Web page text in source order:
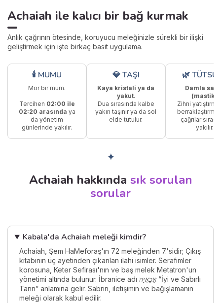
Achaiah ile kalıcı bir bağ kurmak
Anlık çağrının ötesinde, koruyucu meleğinizle sürekli bir ilişki
geliştirmek için işte birkaç basit uygulama.
🕯 MUMU
Mor bir mum.
Tercihen 02:00 ile
02:20 arasında ya
da yönetim
günlerinde yakılır.
💎 TAŞI
Kaya kristali ya da
yakut.
Dua sırasında kalbe
yakın taşınır ya da sol
elde tutulur.
🌿
Damla
(mastik)
Zihni
çağrılar
yakılır.
✦
Achaiah hakkında sık sorulan
sorular
Kabala'da Achaiah meleği kimdir?
Achaiah, Şem HaMeforaş'ın 72 meleğinden 7.'sidir; Çıkış
kitabının üç ayetinden çıkarılan ilahi isimler. Serafimler
korosuna, Keter Sefirası'nın ve baş melek Metatron'un
yönetimi altında bulunur. İbranice adıאָכָאִיָה“İyi ve Sabırlı
Tanrı” anlamına gelir. Sabrın, iletişimin ve bağışlamanın
meleği olarak kabul edilir.